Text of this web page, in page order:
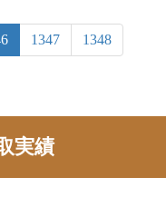
1347 1348
実績